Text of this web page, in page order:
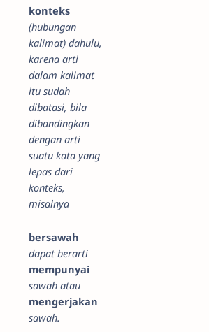
konteks
(hubungan
kalimat) dahulu,
karena arti
dalam kalimat
itu sudah
dibatasi, bila
dibandingkan
dengan arti
suatu kata yang
lepas dari
konteks,
misalnya
bersawah
dapat berarti
mempunyai
sawah atau
mengerjakan
sawah.